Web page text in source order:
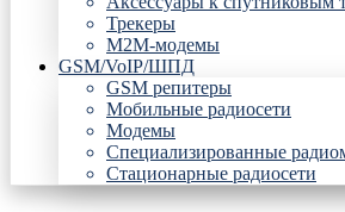
Трекеры
М2М-модемы
GSM/VoIP/ШПД
GSM репитеры
Мобильные радиосети
Модемы
Специализированные
Стационарные радиосети